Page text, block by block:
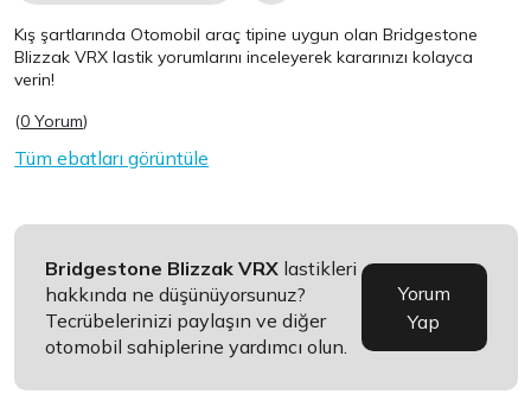
Kış şartlarında Otomobil araç tipine uygun olanBridgestone
Blizzak VRX lastik yorumlarını inceleyerek kararınızı kolayca
verin!
(0 Yorum)
Tüm ebatları görüntüle
Bridgestone Blizzak VRX lastikleri
hakkında ne düşünüyorsunuz?
Tecrübelerinizi paylaşın ve diğer
otomobil sahiplerine yardımcı olun.
Yorum
Yap